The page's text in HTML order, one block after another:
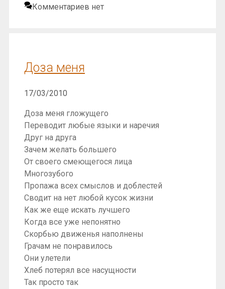
Комментариев нет
Доза меня
17/03/2010
Доза меня гложущего
Переводит любые языки и наречия
Друг на друга
Зачем желать большего
От своего смеющегося лица
Многозубого
Пропажа всех смыслов и доблестей
Сводит на нет любой кусок жизни
Как же еще искать лучшего
Когда все уже непонятно
Скорбью движенья наполнены
Грачам не понравилось
Они улетели
Хлеб потерял все насущности
Так просто так